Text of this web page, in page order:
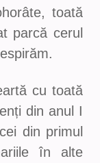
toată
parcă cerul
cu toată
din anul I
din primul
în alte